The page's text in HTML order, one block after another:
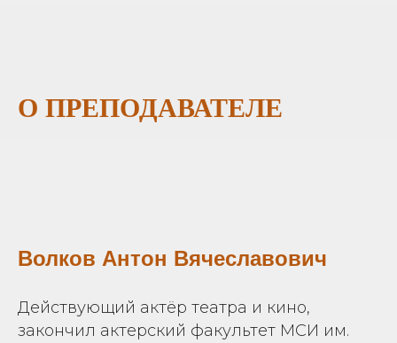
О ПРЕПОДАВАТЕЛЕ
Волков Антон Вячеславович
Действующий актёр театра и кино,
закончил актерский факультет МСИ им.